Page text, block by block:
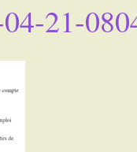
21-